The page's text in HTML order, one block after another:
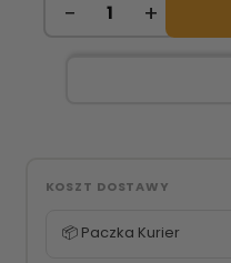
KOSZT DOSTAWY
📦 Paczka Kurier